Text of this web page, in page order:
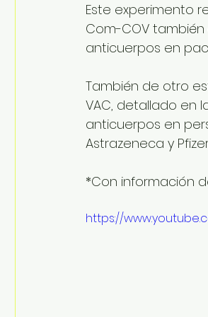
Este experimento
Com-COV
anticuerpos en
También de otro
VAC, detallado en
anticuerpos en
Astrazeneca y
*Con información
https://